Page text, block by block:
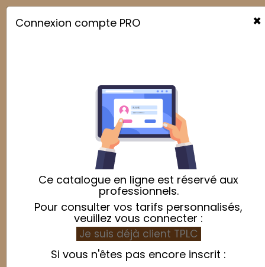

Showing 1-4 of 4 item(s)
×
Connexion compte PRO
Ce catalogue en ligne est réservé aux
professionnels.
Pour consulter vos tarifs personnalisés,
veuillez vous connecter :
Je suis déjà client TPLC
Si vous n'êtes pas encore inscrit :